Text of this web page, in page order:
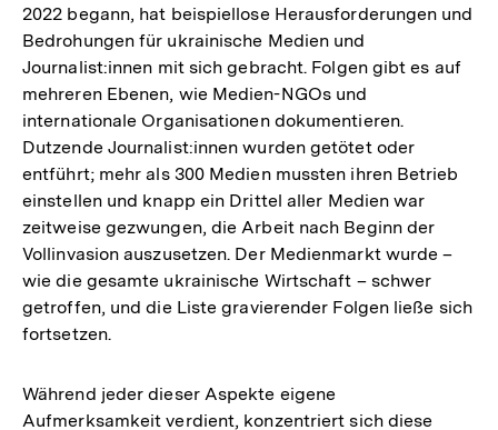
2022 begann, hat beispiellose Herausforderungen und
Bedrohungen für ukrainische Medien und
Journalist:innen mit sich gebracht. Folgen gibt es auf
mehreren Ebenen, wie Medien-NGOs und
internationale Organisationen dokumentieren.
Dutzende Journalist:innen wurden getötet oder
entführt; mehr als 300 Medien mussten ihren Betrieb
einstellen und knapp ein Drittel aller Medien war
zeitweise gezwungen, die Arbeit nach Beginn der
Vollinvasion auszusetzen. Der Medienmarkt wurde –
wie die gesamte ukrainische Wirtschaft – schwer
getroffen, und die Liste gravierender Folgen ließe sich
fortsetzen.
Während jeder dieser Aspekte eigene
Aufmerksamkeit verdient, konzentriert sich diese